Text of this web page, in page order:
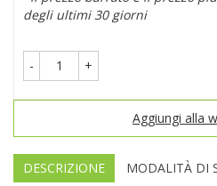
degli ultimi 30 giorni
- +
Aggiungi alla
DESCRIZIONE
MODALITÀ DI